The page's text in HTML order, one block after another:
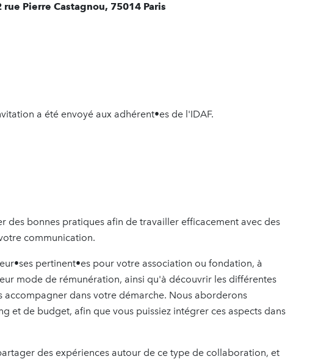
Pierre Castagnou, 75014 Paris
a été envoyé aux adhérent•es de l'IDAF.
des bonnes pratiques afin de travailler efficacement avec des
communication.
pertinent•es pour votre association ou fondation, à
mode de rémunération, ainsi qu'à découvrir les différentes
accompagner dans votre démarche. Nous aborderons
et de budget, afin que vous puissiez intégrer ces aspects dans
des expériences autour de ce type de collaboration, et